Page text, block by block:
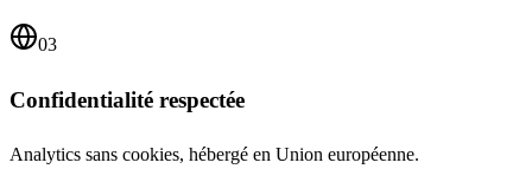
03
Confidentialité respectée
Analytics sans cookies, hébergé en Union européenne.